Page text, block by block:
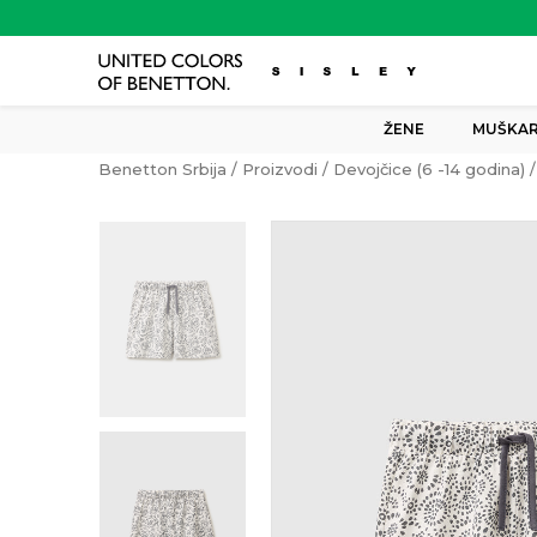
ŽENE
Benetton Srbija Proizvodi Devojčice (6 -14 godina)